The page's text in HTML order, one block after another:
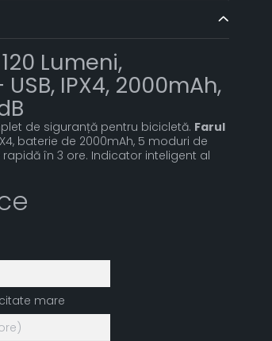
Lumeni,
IPX4, 2000mAh,
de siguranță pentru bicicletă. Farul
baterie de 2000mAh, 5 moduri de
în 3 ore. Indicator inteligent al
mare